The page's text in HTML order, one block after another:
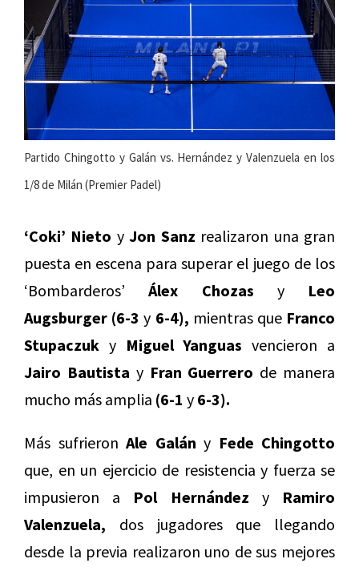
Partido Chingotto y Galán vs. Hernández y Valenzuela en los
1/8 de Milán (Premier Padel)
‘Coki’ Nieto yJon Sanz realizaron una gran
puesta en escena para superar el juego de los
‘Bombarderos’Álex Chozas y Leo
Augsburger (6-3 y 6-4), mientras que Franco
Stupaczuk y Miguel Yanguas vencieron a
Jairo Bautista y Fran Guerrero de manera
mucho más amplia (6-1 y 6-3).
Más sufrieron Ale Galán y Fede Chingotto
que, en un ejercicio de resistencia y fuerza se
impusieron a Pol Hernández y Ramiro
Valenzuela, dos jugadores que llegando
desde la previa realizaron uno de sus mejores